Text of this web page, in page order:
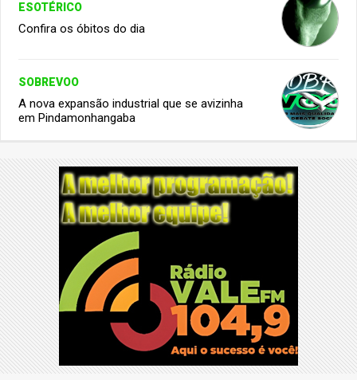
ESOTÉRICO
Confira os óbitos do dia
SOBREVOO
A nova expansão industrial que se avizinha
em Pindamonhangaba